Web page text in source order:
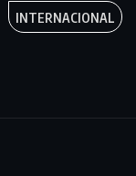
INTERNACIONAL